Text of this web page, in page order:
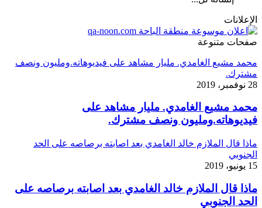
الإعلانات
صفحات متنوعة
محمد مشيع الغامدي. مليار مشاهد على فيديوهاته.ومليون ونصف
مشترك.
28 نوفمبر، 2019
محمد مشيع الغامدي. مليار مشاهد على
فيديوهاته.ومليون ونصف مشترك.
ماذا قال الملازم خالد الغامدي بعد اصابته برصاصه على الحد
الجنوبي
15 يونيو، 2019
ماذا قال الملازم خالد الغامدي بعد اصابته برصاصه على
الحد الجنوبي